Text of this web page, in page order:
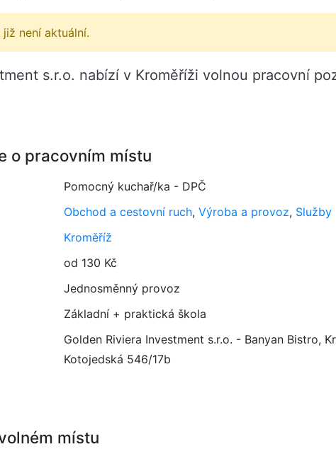
není aktuální.
s.r.o. nabízí v Kroměříži volnou pracovní
o pracovním místu
Pomocný kuchař/ka - DPČ
Obchod a cestovní ruch, Výroba a provoz, Služby
Kroměříž
od 130 Kč
Jednosměnný provoz
Základní + praktická škola
Golden Riviera Investment s.r.o. - Banyan Bistro,
Kotojedská 546/17b
místu